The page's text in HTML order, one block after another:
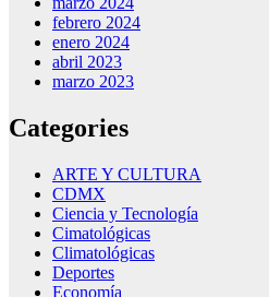
febrero 2024
enero 2024
abril 2023
marzo 2023
Categories
ARTE Y CULTURA
CDMX
Ciencia y Tecnología
Cimatológicas
Climatológicas
Deportes
Economía